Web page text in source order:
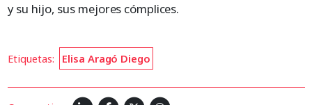
y su hijo, sus mejores cómplices.
Etiquetas: Elisa Aragó Diego